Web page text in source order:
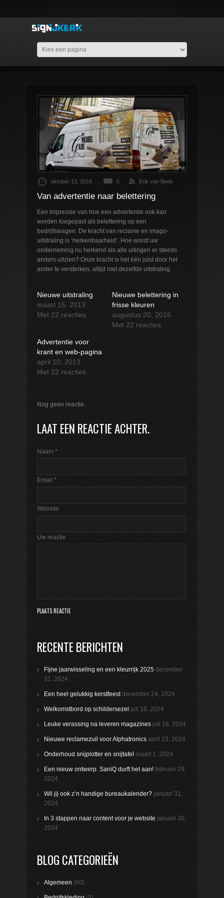
oktober 13, 2016 0 Erik van Beek
Van advertentie naar belettering
Een impressie van hoe een advertentie ook kan
worden toegepast als belettering op een
bedrijfswagen. De kracht van reclame en imago-
uitstraling is ‘herkenbaarheid’. Hoe wordt uw
onderneming nu herkend als alle uitingen er steeds
anders uitzien? Onze kracht is het één juist door het
ander te versterken, altijd met dezelfde uitstraling.
Nieuwe uitstraling
maart 15, 2013
Met 22 reacties
Nieuwe belettering in
frisse kleuren
augustus 20, 2015
Met 22 reacties
Advertentie voor
krant en web-pagina
april 10, 2013
Met 22 reacties
Nog geen reactie.
LAAT EEN REACTIE ACHTER.
Naam *
Email *
Website
Uw reactie
RECENTE BERICHTEN
Fijne jaarwisseling en een kleurrijk 2025 december
31, 2024
Een heel gelukkig kerstfeest december 24, 2024
Welkomstbord op schildersezel juli 16, 2024
Leuke verassing na leveren magazines juli 16, 2024
Nieuwe reclamezuil voor Alphatronics april 23, 2024
Onderhoud snijplotter en snijtafel maart 1, 2024
Een nieuw ontwerp. SaniQ durft het aan! februari 29,
2024
Wil jij ook z’n handige bureaukalender? januari 31,
2024
In 3 stappen naar content voor je website januari 30,
2024
BLOG CATEGORIEËN
Algemeen (60)